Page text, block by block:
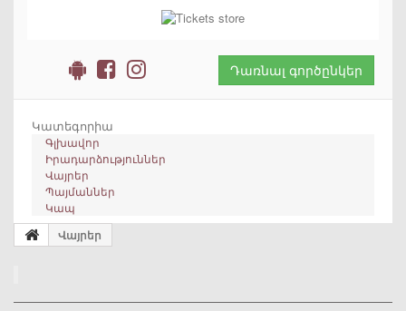
Դառնալ գործընկեր
Կատեգորիա
Գլխավոր
Իրադարձություններ
Վայրեր
Պայմաններ
Կապ
Վայրեր